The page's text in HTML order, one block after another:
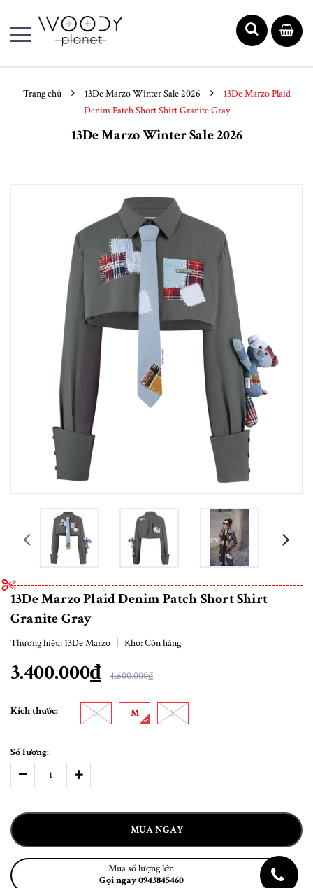
Trang chủ 13De Marzo Winter Sale 2026
13De Marzo Plaid
Denim Patch Short Shirt Granite Gray
13De Marzo Winter Sale 2026
prev
13De Marzo Plaid Denim Patch Short Shirt
Granite Gray
Thương hiệu: 13De Marzo Kho:Còn hàng
3.400.000₫ 4.600.000₫
Kích thước: S M L
Số lượng:
MUA NGAY
Mua số lượng lớn
Gọi ngay 0943845460